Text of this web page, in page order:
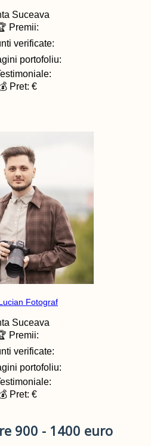
Suceava
Premii:
verificate:
portofoliu:
Pret: €
Fotograf
Suceava
Premii:
verificate:
portofoliu:
Pret: €
900 - 1400 euro